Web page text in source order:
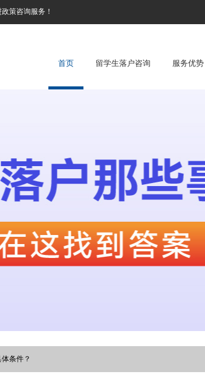
策咨询服务！
首页 留学生落户咨询 服务优势
条件？